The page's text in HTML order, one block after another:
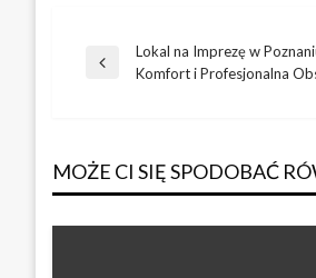
Nawigacja
Poprzedni
Lokal na Imprezę w
Komfort i Profesjonalna
MOŻE CI SIĘ SPODOBAĆ